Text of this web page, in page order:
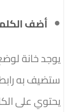
أضف
يوجد خانة
ستضيف به
يحتوي على